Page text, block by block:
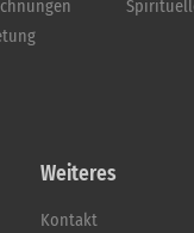
Weiteres
Kontakt